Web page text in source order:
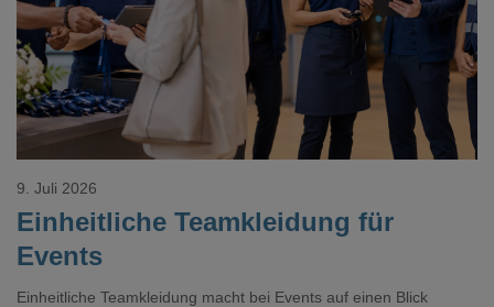
Einheitliche Teamkleidung für
Events
9. Juli 2026
Einheitliche Teamkleidung macht bei Events auf einen Blick